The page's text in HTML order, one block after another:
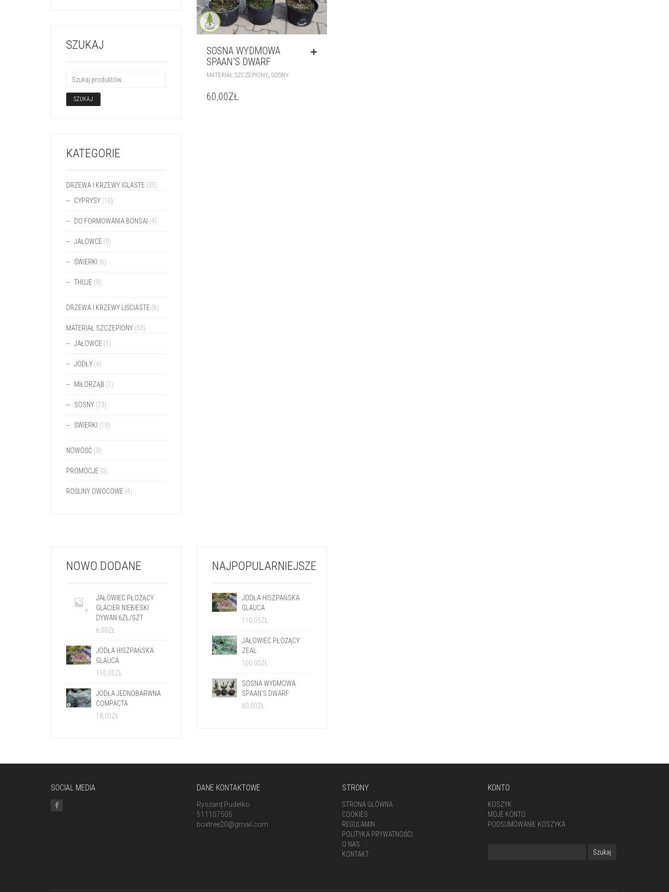
SOSNA WYDMOWA
SPAAN’S DWARF
MATERIAŁ SZCZEPIONY, SOSNY
60,00ZŁ
SZUKAJ
SZUKAJ
KATEGORIE
DRZEWA I KRZEWY IGLASTE (35)
CYPRYSY (10)
DO FORMOWANIA BONSAI (4)
JAŁOWCE (9)
ŚWIERKI (6)
THUJE (9)
DRZEWA I KRZEWY LIŚCIASTE (6)
MATERIAŁ SZCZEPIONY (50)
JAŁOWCE (1)
JODŁY (6)
MIŁORZĄB (1)
SOSNY (23)
ŚWIERKI (19)
NOWOŚĆ (3)
PROMOCJE (0)
ROŚLINY OWOCOWE (4)
NOWO DODANE
JAŁOWIEC PŁOŻĄCY
GLACIER NIEBIESKI
DYWAN 6ZŁ/SZT
6,00ZŁ
JODŁA HISZPAŃSKA
GLAUCA
110,00ZŁ
JODŁA JEDNOBARWNA
COMPACTA
18,00ZŁ
NAJPOPULARNIEJSZE
JODŁA HISZPAŃSKA
GLAUCA
110,00ZŁ
JAŁOWIEC PŁOŻĄCY
ZEAL
100,00ZŁ
SOSNA WYDMOWA
SPAAN'S DWARF
60,00ZŁ
SOCIAL MEDIA DANE KONTAKTOWE
Ryszard Pudełko
511107505
boxtree20@gmail.com
STRONY
STRONA GŁÓWNA
COOKIES
REGULAMIN
POLITYKA PRYWATNOŚCI
O NAS
KONTAKT
KONTO
KOSZYK
MOJE KONTO
PODSUMOWANIE KOSZYKA